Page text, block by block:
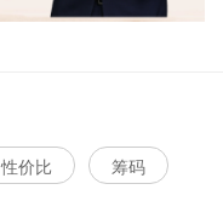
性价比 筹码